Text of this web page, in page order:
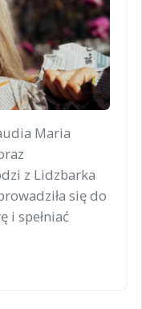
Maria
z Lidzbarka
się do
i spełniać